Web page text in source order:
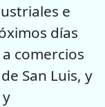
e
días
comercios
San Luis, y